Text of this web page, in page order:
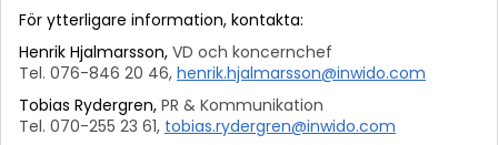
För ytterligare information, kontakta:
Henrik Hjalmarsson, VD och koncernchef
Tel. 076-846 20 46, henrik.hjalmarsson@inwido.com
Tobias Rydergren, PR & Kommunikation
Tel. 070-255 23 61, tobias.rydergren@inwido.com